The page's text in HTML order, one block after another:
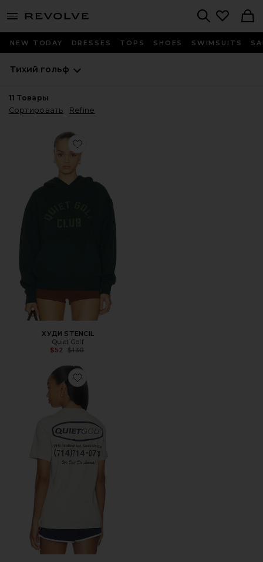
menu - shows more content
NEW TODAY DRESSES TOPS SHOES SWIMSUITS
Тихий гольф
11 Товары
Сортировать
Refine
Favorite ХУДИ STENCIL
ХУДИ STENCIL
Quiet Golf
$52
Previous price:
$130
Favorite ФУТБОЛКА PRO